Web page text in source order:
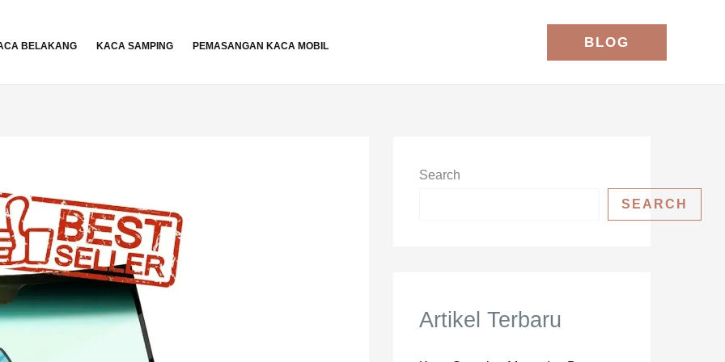
BELAKANG KACA SAMPING PEMASANGAN KACA MOBIL BLOG
Search
SEARCH
Artikel Terbaru